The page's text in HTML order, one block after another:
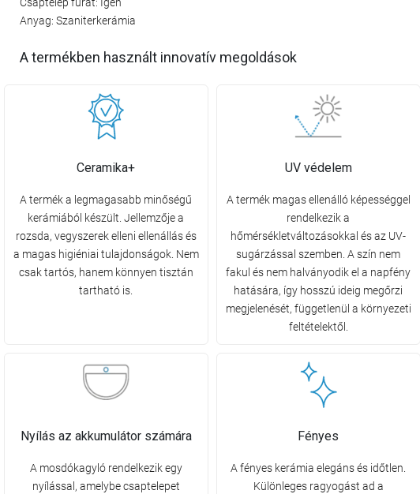
Anyag: Szaniterkerámia
A termékben használt innovatív megoldások
Ceramika+
A termék a legmagasabb minőségű
kerámiából készült. Jellemzője a
rozsda, vegyszerek elleni ellenállás és
a magas higiéniai tulajdonságok. Nem
csak tartós, hanem könnyen tisztán
tartható is.
UV védelem
A termék magas ellenálló képességgel
rendelkezik a
hőmérsékletváltozásokkal és az UV-
sugárzással szemben. A szín nem
fakul és nem halványodik el a napfény
hatására, így hosszú ideig megőrzi
megjelenését, függetlenül a környezeti
feltételektől.
Nyílás az akkumulátor számára
A mosdókagyló rendelkezik egy
nyílással, amelybe csaptelepet
Fényes
A fényes kerámia elegáns és időtlen.
Különleges ragyogást ad a